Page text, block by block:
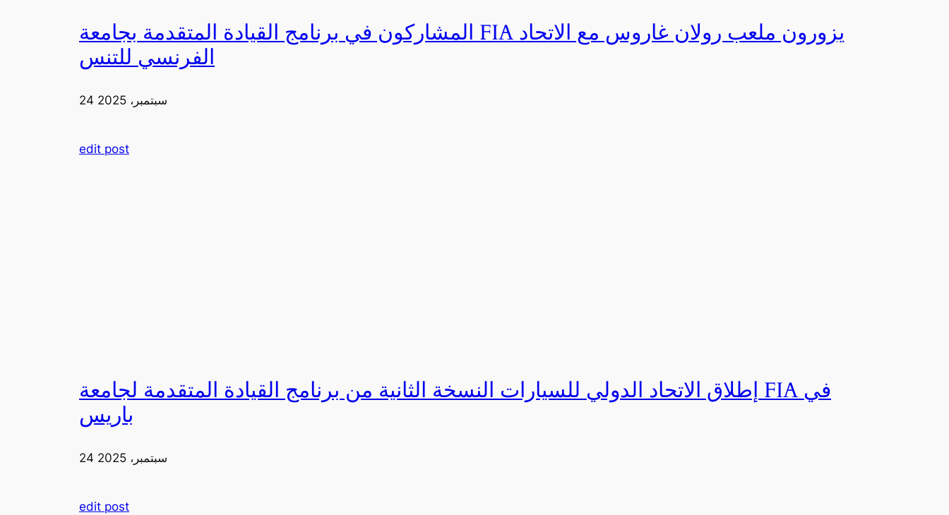
المشاركون في برنامج القيادة المتقدمة بجامعة FIA يزورون ملعب رولان غاروس مع الاتحاد
الفرنسي للتنس
24 سبتمبر، 2025
edit post
إطلاق الاتحاد الدولي للسيارات النسخة الثانية من برنامج القيادة المتقدمة لجامعة FIA في
باريس
24 سبتمبر، 2025
edit post